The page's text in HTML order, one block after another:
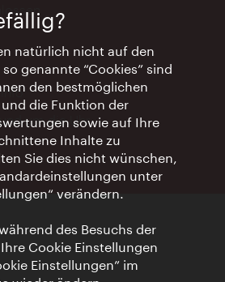
um die Uhr
natürlich nicht auf den
genannte “Cookies” sind
den bestmöglichen
die Funktion der
sowie auf Ihre
Inhalte zu
Sie dies nicht wünschen,
unter
verändern.
des Besuchs der
Cookie Einstellungen
Einstellungen” im